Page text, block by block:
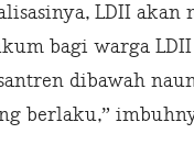
LDII
bagi warga
dibawah
berlaku,”